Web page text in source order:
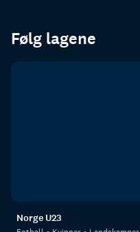
Følg lagene
Norge U23